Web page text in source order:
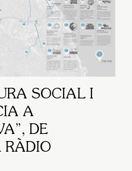
SOCIAL I
A
DE
RÀDIO